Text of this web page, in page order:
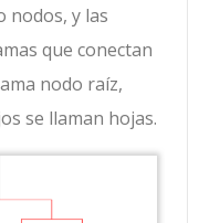
nodos, y las
que conectan
nodo raíz,
se llaman hojas.